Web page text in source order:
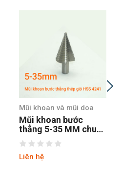
Mũi khoan và mũi doa
Mũi khoan bước
thẳng chuôi tròn 4-12
hss4241 tin
Liên hệ